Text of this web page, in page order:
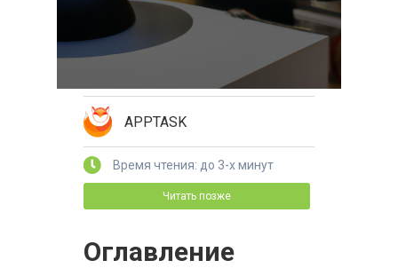
APPTASK
Время чтения: до 3-х минут
Читать позже
Оглавление